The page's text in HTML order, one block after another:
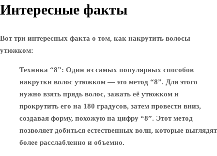
Интересные факты
Вот три интересных факта о том, как накрутить волосы
утюжком:
Техника “8”: Один из самых популярных способов
накрутки волос утюжком — это метод “8”. Для этого
нужно взять прядь волос, зажать её утюжком и
прокрутить его на 180 градусов, затем провести вниз,
создавая форму, похожую на цифру “8”. Этот метод
позволяет добиться естественных волн, которые выглядят
более расслабленно и объемно.